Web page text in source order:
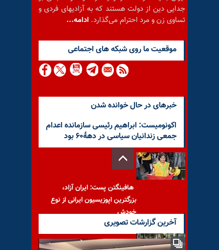
جدایی دین از دولت هستند که به آزادیهای فردی و
تساوی زن و مرد احترام می‌گذارد. ادامه...
موقعيت ما روى شبكه هاى اجتماعى
خبرهای در حال خوانده شدن
اکونومیست: ابراهیم رئیسی سازمانده اعدام
جمعی زندانیان سیاسی در دههٔ۶۰ بود
هافینگتن پست: ایران آزاد،
بزرگترین اپوزیسیون ایرانی از نوع
خودش
آخرین گزارشات تصویری